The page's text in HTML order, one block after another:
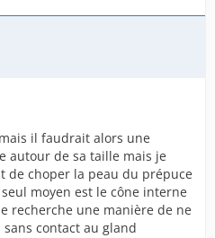
il faudrait alors une
autour de sa taille mais je
de choper la peau du prépuce
moyen est le cône interne
recherche une manière de ne
contact au gland